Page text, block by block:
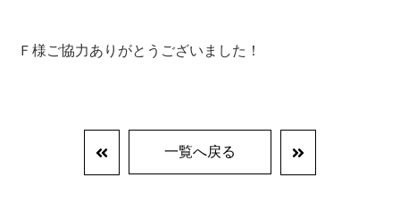
Ｆ様ご協力ありがとうございました！
一覧へ戻る